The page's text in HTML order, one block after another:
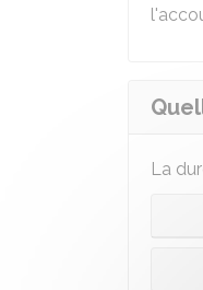
La